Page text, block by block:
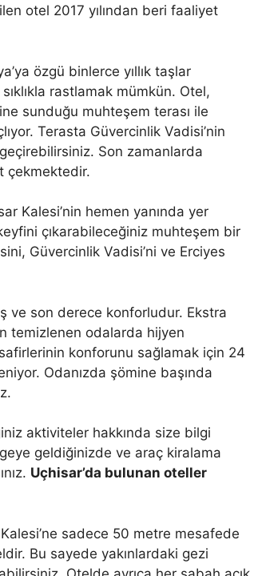
otel 2017 yılından beri faaliyet
özgü binlerce yıllık taşlar
rastlamak mümkün. Otel,
sunduğu muhteşem terası ile
Terasta Güvercinlik Vadisi’nin
Son zamanlarda
çekmektedir.
Kalesi’nin hemen yanında yer
çıkarabileceğiniz muhteşem bir
Güvercinlik Vadisi’ni ve Erciyes
ve son derece konforludur. Ekstra
temizlenen odalarda hijyen
konforunu sağlamak için 24
Odanızda şömine başında
aktiviteler hakkında size bilgi
geldiğinizde ve araç kiralama
Uçhisar’da bulunan oteller
sadece 50 metre mesafede
Bu sayede yakınlardaki gezi